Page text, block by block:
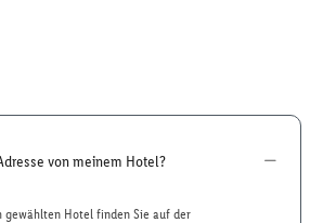
von meinem Hotel?
gewählten Hotel finden Sie auf der